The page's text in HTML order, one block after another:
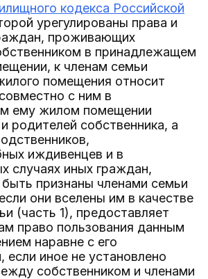
кодекса Российской
урегулированы права и
проживающих
в принадлежащем
к членам семьи
помещения относит
с ним в
ему жилом помещении
родителей собственника, а
иждивенцев и в
случаях иных граждан,
признаны членами семьи
они вселены им в качестве
(часть 1), предоставляет
право пользования данным
наравне с его
если иное не установлено
собственником и членами